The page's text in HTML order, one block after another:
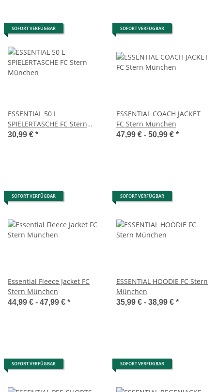
SOFORT VERFÜGBAR
ESSENTIAL 50 L
SPIELERTASCHE FC Stern
München
30,99 € *
SOFORT VERFÜGBAR
ESSENTIAL COACH JACKET
FC Stern München
47,99 € - 50,99 € *
SOFORT VERFÜGBAR
Essential Fleece Jacket FC
Stern München
44,99 € - 47,99 € *
SOFORT VERFÜGBAR
ESSENTIAL HOODIE FC Stern
München
35,99 € - 38,99 € *
SOFORT VERFÜGBAR SOFORT VERFÜGBAR